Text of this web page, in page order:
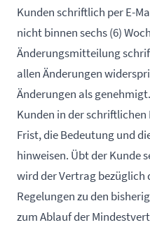
Kunden schriftlich per E-
nicht binnen sechs (6)
Änderungsmitteilung
allen Änderungen
Änderungen als
Kunden in der
Frist, die Bedeutung und
hinweisen. Übt der Kunde
wird der Vertrag bezüglich
Regelungen zu den
zum Ablauf der